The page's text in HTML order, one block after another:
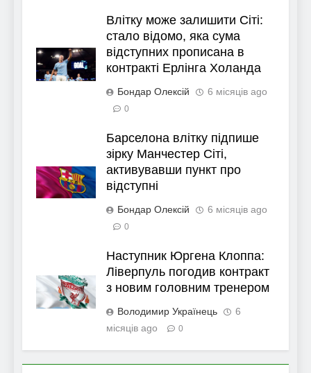
Влітку може залишити Сіті:
стало відомо, яка сума
відступних прописана в
контракті Ерлінга Холанда
Бондар Олексій 6 місяців ago
0
Барселона влітку підпише
зірку Манчестер Сіті,
активувавши пункт про
відступні
Бондар Олексій 6 місяців ago
0
Наступник Юргена Клоппа:
Ліверпуль погодив контракт
з новим головним тренером
Володимир Українець
6
місяців ago
0